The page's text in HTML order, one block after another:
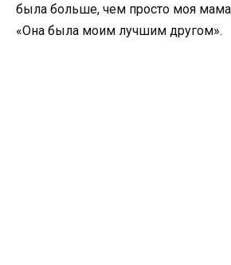
была больше, чем просто моя
«Она была моим лучшим другом».